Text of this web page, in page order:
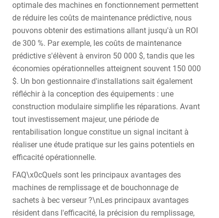
optimale des machines en fonctionnement permettent
de réduire les coûts de maintenance prédictive, nous
pouvons obtenir des estimations allant jusqu'à un ROI
de 300 %. Par exemple, les coûts de maintenance
prédictive s'élèvent à environ 50 000 $, tandis que les
économies opérationnelles atteignent souvent 150 000
$. Un bon gestionnaire d'installations sait également
réfléchir à la conception des équipements : une
construction modulaire simplifie les réparations. Avant
tout investissement majeur, une période de
rentabilisation longue constitue un signal incitant à
réaliser une étude pratique sur les gains potentiels en
efficacité opérationnelle.
FAQ\x0cQuels sont les principaux avantages des
machines de remplissage et de bouchonnage de
sachets à bec verseur ?\nLes principaux avantages
résident dans l'efficacité, la précision du remplissage,